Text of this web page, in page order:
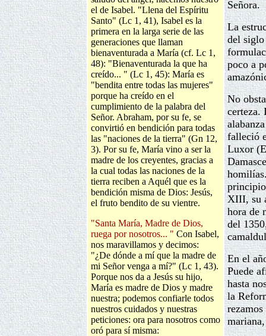
el de Isabel. "Llena del Espíritu
Santo" (Lc 1, 41), Isabel es la
primera en la larga serie de las
generaciones que llaman
bienaventurada a María (cf. Lc 1,
48): "Bienaventurada la que ha
creído... " (Lc 1, 45): María es
"bendita entre todas las mujeres"
porque ha creído en el
cumplimiento de la palabra del
Señor. Abraham, por su fe, se
convirtió en bendición para todas
las "naciones de la tierra" (Gn 12,
3). Por su fe, María vino a ser la
madre de los creyentes, gracias a
la cual todas las naciones de la
tierra reciben a Aquél que es la
bendición misma de Dios: Jesús,
el fruto bendito de su vientre.
"Santa María, Madre de Dios,
ruega por nosotros... " Con Isabel,
nos maravillamos y decimos:
"¿De dónde a mí que la madre de
mi Señor venga a mí?" (Lc 1, 43).
Porque nos da a Jesús su hijo,
María es madre de Dios y madre
nuestra; podemos confiarle todos
nuestros cuidados y nuestras
peticiones: ora para nosotros como
oró para sí misma:
Señora.
La
del
poco a
No
certeza.
falleció
Luxor
XIII, su
hora de
del
En el
Puede
hasta
la